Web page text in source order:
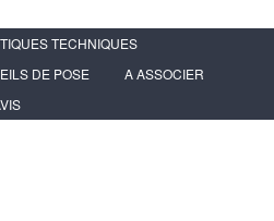
TECHNIQUES
DE POSE
A ASSOCIER